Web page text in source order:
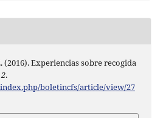
(2016). Experiencias sobre recogida
2.
boletincfs/article/view/27